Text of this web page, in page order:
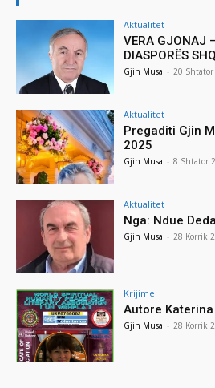
Aktualitet
VERA GJONAJ
DIASPORËS
Gjin Musa - 20 Shtator
Aktualitet
Pregaditi Gjin
2025
Gjin Musa - 8 Shtator
Aktualitet
Nga: Ndue
Gjin Musa - 28 Korrik
Krijime
Autore
Gjin Musa - 28 Korrik